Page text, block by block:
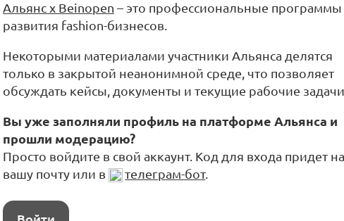
Альянс x Beinopen – это профессиональные программы
развития fashion-бизнесов.
Некоторыми материалами участники Альянса делятся
только в закрытой неанонимной среде, что позволяет
обсуждать кейсы, документы и текущие рабочие
Вы уже заполняли профиль на платформе Альянса и
прошли модерацию?
Просто войдите в свой аккаунт. Код для входа придет на
вашу почту или в
телеграм-бот.